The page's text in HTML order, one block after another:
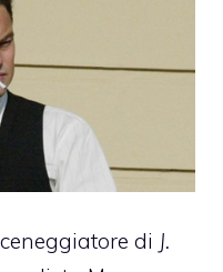
di J.